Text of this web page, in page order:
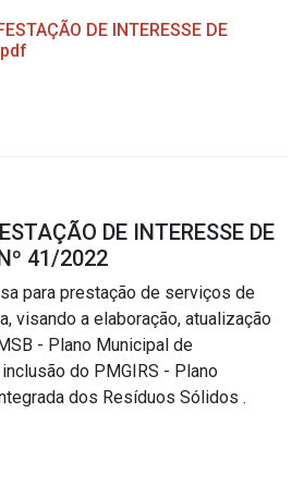
DE INTERESSE DE
DE INTERESSE DE
41/2022
para prestação de serviços de
visando a elaboração, atualização
- Plano Municipal de
do PMGIRS - Plano
dos Resíduos Sólidos .